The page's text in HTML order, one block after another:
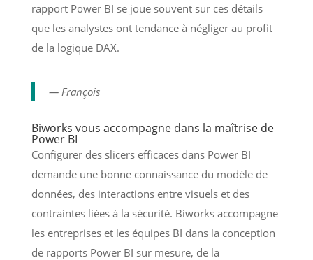
rapport Power BI se joue souvent sur ces détails
que les analystes ont tendance à négliger au profit
de la logique DAX.
— François
Biworks vous accompagne dans la maîtrise de
Power BI
Configurer des slicers efficaces dans Power BI
demande une bonne connaissance du modèle de
données, des interactions entre visuels et des
contraintes liées à la sécurité. Biworks accompagne
les entreprises et les équipes BI dans la conception
de rapports Power BI sur mesure, de la